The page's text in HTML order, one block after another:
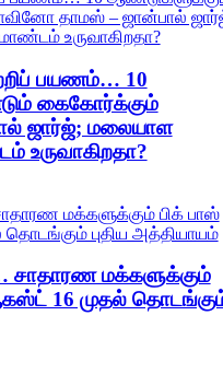
பயணம்… 10
கைகோர்க்கும்
ஜார்ஜ்; மலையாள
உருவாகிறதா?
சாதாரண மக்களுக்கும்
16 முதல்